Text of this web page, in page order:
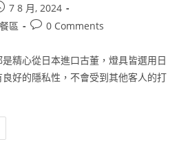
7 8 月, 2024
區 0 Comments
精心從日本進口古董，燈具皆選用日
好的隱私性，不會受到其他客人的打